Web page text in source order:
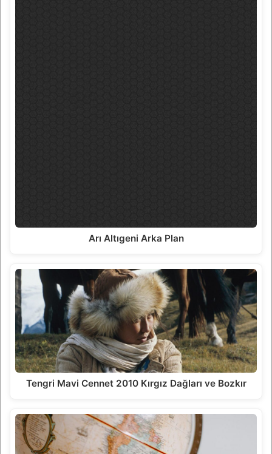
Arı Altıgeni Arka Plan
Tengri Mavi Cennet 2010 Kırgız Dağları ve Bozkır